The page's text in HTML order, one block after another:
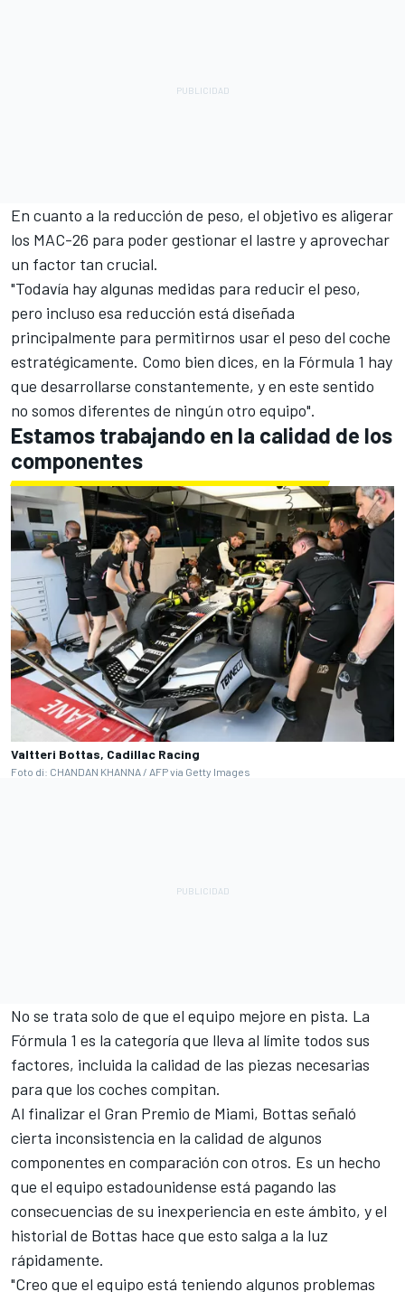
En cuanto a la reducción de peso, el objetivo es aligerar
los MAC-26 para poder gestionar el lastre y aprovechar
un factor tan crucial.
"Todavía hay algunas medidas para reducir el peso,
pero incluso esa reducción está diseñada
principalmente para permitirnos usar el peso del coche
estratégicamente. Como bien dices, en la Fórmula 1 hay
que desarrollarse constantemente, y en este sentido
no somos diferentes de ningún otro equipo".
Estamos trabajando en la calidad de los
componentes
Valtteri Bottas, Cadillac Racing
Foto di: CHANDAN KHANNA / AFP via Getty Images
No se trata solo de que el equipo mejore en pista. La
Fórmula 1 es la categoría que lleva al límite todos sus
factores, incluida la calidad de las piezas necesarias
para que los coches compitan.
Al finalizar el Gran Premio de Miami, Bottas señaló
cierta inconsistencia en la calidad de algunos
componentes en comparación con otros. Es un hecho
que el equipo estadounidense está pagando las
consecuencias de su inexperiencia en este ámbito, y el
historial de Bottas hace que esto salga a la luz
rápidamente.
"Creo que el equipo está teniendo algunos problemas